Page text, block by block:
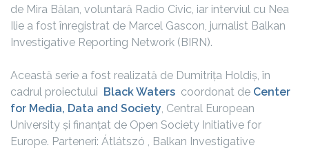
de Mira Bălan, voluntară Radio Civic, iar interviul cu Nea
Ilie a fost înregistrat de Marcel Gascon, jurnalist Balkan
Investigative Reporting Network (BIRN).
Această serie a fost realizată de Dumitrița Holdiș, în
cadrul proiectului Black Waters coordonat de Center
for Media, Data and Society , Central European
University și finanțat de Open Society Initiative for
Europe. Parteneri: Átlátszó , Balkan Investigative